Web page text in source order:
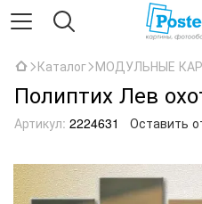
Каталог МОДУЛЬНЫЕ
Полиптих Лев
Артикул: 2224631 Оставить